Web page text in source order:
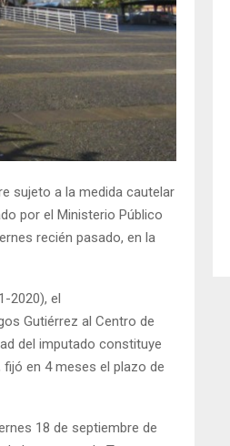
sujeto a la medida cautelar
por el Ministerio Público
recién pasado, en la
2020), el
Gutiérrez al Centro de
del imputado constituye
en 4 meses el plazo de
18 de septiembre de